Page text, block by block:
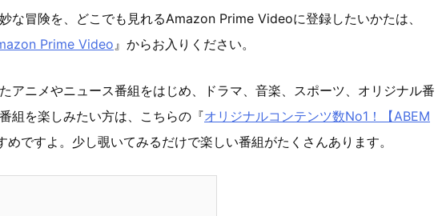
な冒険を、どこでも見れるAmazon Prime Videoに登録したいかたは、
Prime Video』からお入りください。
アニメやニュース番組をはじめ、ドラマ、音楽、スポーツ、オリジナル番
組を楽しみたい方は、こちらの『オリジナルコンテンツ数No1！【ABEM
めですよ。少し覗いてみるだけで楽しい番組がたくさんあります。